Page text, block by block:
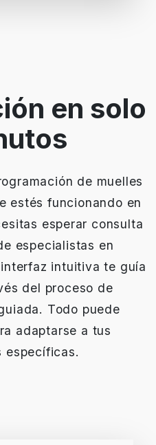
en solo
de muelles
estés funcionando en
esperar consulta
especialistas en
intuitiva te guía
del proceso de
Todo puede
adaptarse a tus
específicas.